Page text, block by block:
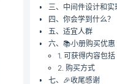
三、中间件设计和实
四、你会学到什么？
五、适宜人群
六、📚小册购买优惠
1. 可获得内容包括
2. 购买方式
七、🎉收尾感谢